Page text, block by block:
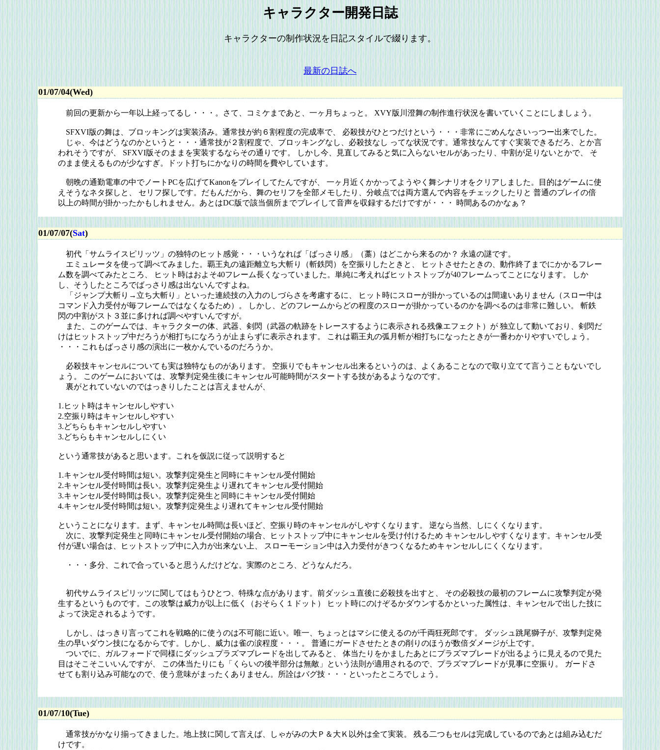
キャラクター開発日誌
キャラクターの制作状況を日記スタイルで綴ります。
最新の日誌へ
01/07/04(Wed)
前回の更新から一年以上経ってるし・・・。さて、コミケまであと、一ヶ月ちょっと。 XVY版川澄舞の制作進行状況を書いていくことにしましょう。
SFXVI版の舞は、ブロッキングは実装済み。通常技が約６割程度の完成率で、 必殺技がひとつだけという・・・非常にごめんなさいっつー出来でした。
じゃ、今はどうなのかというと・・・通常技が２割程度で、ブロッキングなし、必殺技なし ってな状況です。通常技なんてすぐ実装できるだろ、とか言
われそうですが、 SFXVI版そのままを実装するならその通りです。 しかし今、見直してみると気に入らないセルがあったり、中割が足りないとかで、 そ
のまま使えるものが少なすぎ。ドット打ちにかなりの時間を費やしています。
朝晩の通勤電車の中でノートPCを広げてKanonをプレイしてたんですが、 一ヶ月近くかかってようやく舞シナリオをクリアしました。目的はゲームに使
えそうなネタ探しと、 セリフ探しです。だもんだから、舞のセリフを全部メモしたり、分岐点では両方選んで内容をチェックしたりと 普通のプレイの倍
以上の時間が掛かったかもしれません。あとはDC版で該当個所までプレイして音声を収録するだけですが・・・ 時間あるのかなぁ？
01/07/07(Sat)
初代「サムライスピリッツ」の独特のヒット感覚・・・いうなれば「ばっさり感」（藁）はどこから来るのか？ 永遠の謎です。
エミュレータを使って調べてみました。覇王丸の遠距離立ち大斬り（斬鉄閃）を空振りしたときと、 ヒットさせたときの、動作終了までにかかるフレー
ム数を調べてみたところ、 ヒット時はおよそ40フレーム長くなっていました。単純に考えればヒットストップが40フレームってことになります。 しか
し、そうしたところでばっさり感は出ないんですよね。
「ジャンプ大斬り→立ち大斬り」といった連続技の入力のしづらさを考慮するに、 ヒット時にスローが掛かっているのは間違いありません（スロー中は
コマンド入力受付が毎フレームではなくなるため）。 しかし、どのフレームからどの程度のスローが掛かっているのかを調べるのは非常に難しい。 斬鉄
閃の中割がスト３並に多ければ調べやすいんですが。
また、このゲームでは、キャラクターの体、武器、剣閃（武器の軌跡をトレースするように表示される残像エフェクト）が 独立して動いており、剣閃だ
けはヒットストップ中だろうが相打ちになろうが止まらずに表示されます。 これは覇王丸の弧月斬が相打ちになったときが一番わかりやすいでしょう。
・・・これもばっさり感の演出に一枚かんでいるのだろうか。
必殺技キャンセルについても実は独特なものがあります。 空振りでもキャンセル出来るというのは、よくあることなので取り立てて言うこともないでし
ょう。 このゲームにおいては、攻撃判定発生後にキャンセル可能時間がスタートする技があるようなのです。
裏がとれていないのではっきりしたことは言えませんが、
1.ヒット時はキャンセルしやすい
2.空振り時はキャンセルしやすい
3.どちらもキャンセルしやすい
3.どちらもキャンセルしにくい
という通常技があると思います。これを仮説に従って説明すると
1.キャンセル受付時間は短い。攻撃判定発生と同時にキャンセル受付開始
2.キャンセル受付時間は長い。攻撃判定発生より遅れてキャンセル受付開始
3.キャンセル受付時間は長い。攻撃判定発生と同時にキャンセル受付開始
4.キャンセル受付時間は短い。攻撃判定発生より遅れてキャンセル受付開始
ということになります。まず、キャンセル時間は長いほど、空振り時のキャンセルがしやすくなります。 逆なら当然、しにくくなります。
次に、攻撃判定発生と同時にキャンセル受付開始の場合、ヒットストップ中にキャンセルを受け付けるため キャンセルしやすくなります。キャンセル受
付が遅い場合は、ヒットストップ中に入力が出来ない上、 スローモーション中は入力受付がきつくなるためキャンセルしにくくなります。
・・・多分、これで合っていると思うんだけどな。実際のところ、どうなんだろ。
初代サムライスピリッツに関してはもうひとつ、特殊な点があります。前ダッシュ直後に必殺技を出すと、 その必殺技の最初のフレームに攻撃判定が発
生するというものです。この攻撃は威力が以上に低く（おそらく１ドット） ヒット時にのけぞるかダウンするかといった属性は、キャンセルで出した技に
よって決定されるようです。
しかし、はっきり言ってこれを戦略的に使うのは不可能に近い。唯一、ちょっとはマシに使えるのが千両狂死郎です。 ダッシュ跳尾獅子が、攻撃判定発
生の早いダウン技になるからです。しかし、威力は雀の涙程度・・・。 普通にガードさせたときの削りのほうが数倍ダメージが上です。
ついでに、ガルフォードで同様にダッシュプラズマブレードを出してみると、 体当たりをかましたあとにプラズマブレードが出るように見えるので見た
目はそこそこいいんですが、 この体当たりにも「くらいの後半部分は無敵」という法則が適用されるので、プラズマブレードが見事に空振り。 ガードさ
せても割り込み可能なので、使う意味がまったくありません。所詮はバグ技・・・といったところでしょう。
01/07/10(Tue)
通常技がかなり揃ってきました。地上技に関して言えば、しゃがみの大Ｐ＆大Ｋ以外は全て実装。 残る二つもセルは完成しているのであとは組み込むだ
けです。